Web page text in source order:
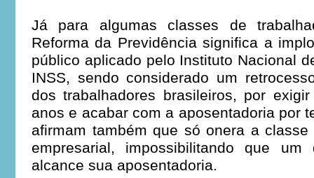
Já para algumas classes de
Reforma da Previdência significa a
público aplicado pelo Instituto Nacional
INSS, sendo considerado um
dos trabalhadores brasileiros, por
anos e acabar com a aposentadoria por
afirmam também que só onera a
empresarial, impossibilitando que um
alcance sua aposentadoria.